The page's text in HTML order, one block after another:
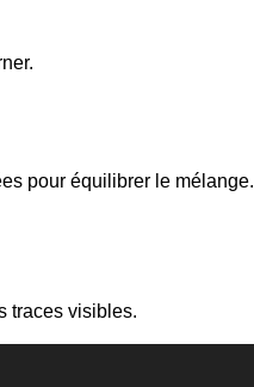
pour équilibrer le mélange.
traces visibles.